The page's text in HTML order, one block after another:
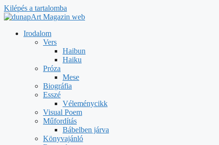
Kilépés a tartalomba
Irodalom
Vers
Haibun
Haiku
Próza
Mese
Biográfia
Esszé
Véleménycikk
Visual Poem
Műfordítás
Bábelben járva
Könyvajánló